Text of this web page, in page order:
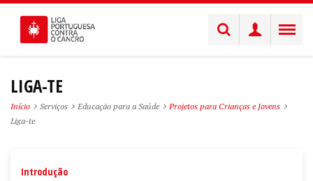
LIGA-TE
Início Serviços Educação para a Saúde
Projetos para Crianças e Jovens
Liga-te
Introdução